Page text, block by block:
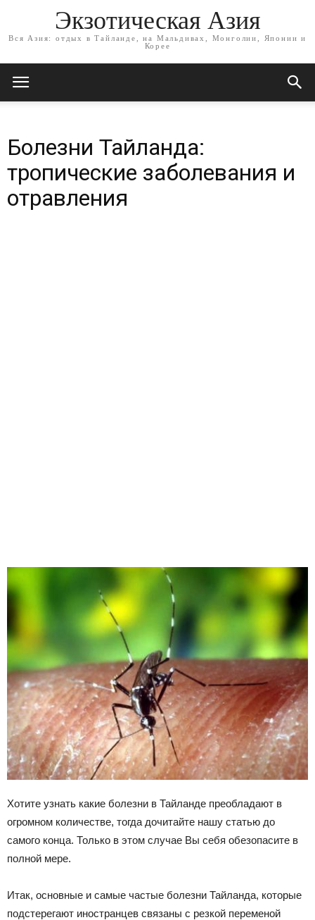
Экзотическая Азия
Вся Азия: отдых в Тайланде, на Мальдивах, Монголии, Японии и
Корее
Болезни Тайланда:
тропические заболевания и
отравления
Хотите узнать какие болезни в Тайланде преобладают в
огромном количестве, тогда дочитайте нашу статью до
самого конца. Только в этом случае Вы себя обезопасите в
полной мере.
Итак, основные и самые частые болезни Тайланда, которые
подстерегают иностранцев связаны с резкой переменой